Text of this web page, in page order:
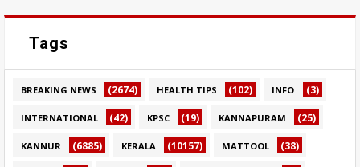
Tags
BREAKING NEWS (2674) HEALTH TIPS (102) INFO (3)
INTERNATIONAL (42) KPSC (19) KANNAPURAM (25)
KANNUR (6885) KERALA (10157) MATTOOL (38)